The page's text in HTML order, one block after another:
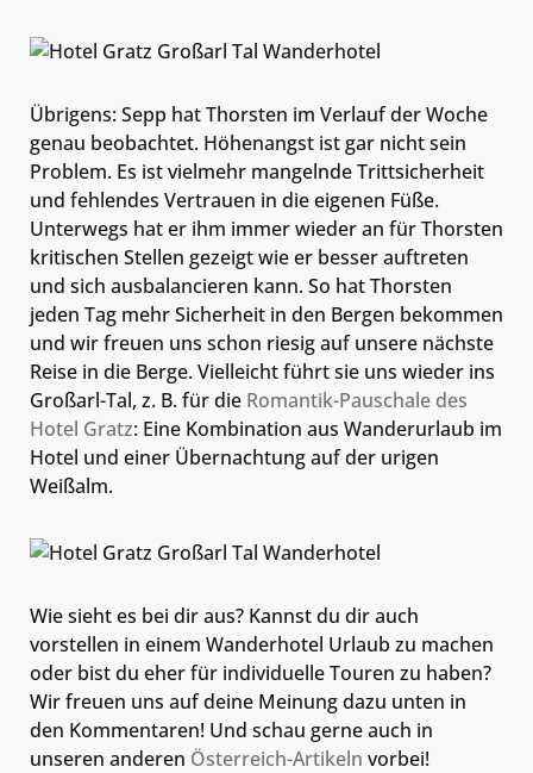
Übrigens: Sepp hat Thorsten im Verlauf der Woche
genau beobachtet. Höhenangst ist gar nicht sein
Problem. Es ist vielmehr mangelnde Trittsicherheit
und fehlendes Vertrauen in die eigenen Füße.
Unterwegs hat er ihm immer wieder an für Thorsten
kritischen Stellen gezeigt wie er besser auftreten
und sich ausbalancieren kann. So hat Thorsten
jeden Tag mehr Sicherheit in den Bergen bekommen
und wir freuen uns schon riesig auf unsere nächste
Reise in die Berge. Vielleicht führt sie uns wieder ins
Großarl-Tal, z. B. für die Romantik-Pauschale des
Hotel Gratz: Eine Kombination aus Wanderurlaub im
Hotel und einer Übernachtung auf der urigen
Weißalm.
Wie sieht es bei dir aus? Kannst du dir auch
vorstellen in einem Wanderhotel Urlaub zu machen
oder bist du eher für individuelle Touren zu haben?
Wir freuen uns auf deine Meinung dazu unten in
den Kommentaren! Und schau gerne auch in
unseren anderen Österreich-Artikeln vorbei!